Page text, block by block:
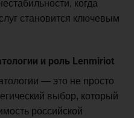
когда
становится ключевым
и роль Lenmiriot
— это не просто
выбор, который
российской